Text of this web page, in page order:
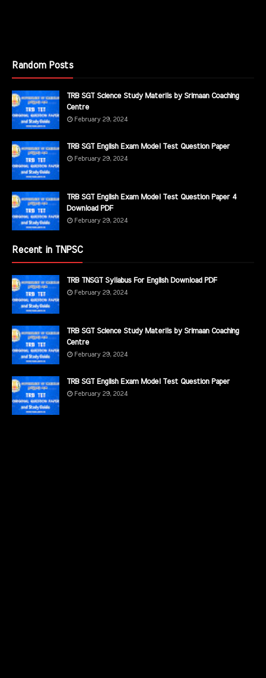
Random Posts
TRB SGT Science Study Materils by Srimaan Coaching
Centre
February 29, 2024
TRB SGT English Exam Model Test Question Paper
February 29, 2024
TRB SGT English Exam Model Test Question Paper 4
Download PDF
February 29, 2024
Recent in TNPSC
TRB TNSGT Syllabus For English Download PDF
February 29, 2024
TRB SGT Science Study Materils by Srimaan Coaching
Centre
February 29, 2024
TRB SGT English Exam Model Test Question Paper
February 29, 2024